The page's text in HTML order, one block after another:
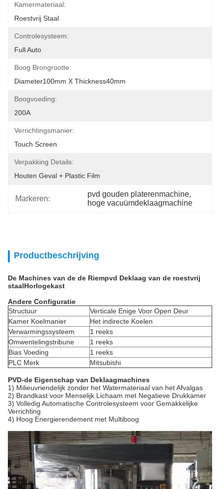
Kamermateriaal:
Roestvrij Staal
Controlesysteem:
Full Auto
Boog Brongrootte:
Diameter100mm X Thickness40mm
Boogvoeding:
200A
Verrichtingsmanier:
Touch Screen
Verpakking Details:
Houten Geval + Plastic Film
Markeren:
pvd gouden platerenmachine,
hoge vacuümdeklaagmachine
Productbeschrijving
De Machines van de de Riempvd Deklaag van de roestvrij
staalHorlogekast
Andere Configuratie
Structuur
Verticale Enige Voor Open Deur
Kamer Koelmanier
Het indirecte Koelen
Verwarmingssysteem
1 reeks
Omwentelingstribune
1 reeks
Bias Voeding
1 reeks
PLC Merk
Mitsubishi
PVD-de Eigenschap van Deklaagmachines
1) Milieuvriendelijk zonder het Watermateriaal van het Afvalgas
2) Brandkast voor Menselijk Lichaam met Negatieve Drukkamer
3) Volledig Automatische Controlesysteem voor Gemakkelijke
Verrichting
4) Hoog Energierendement met Multiboog